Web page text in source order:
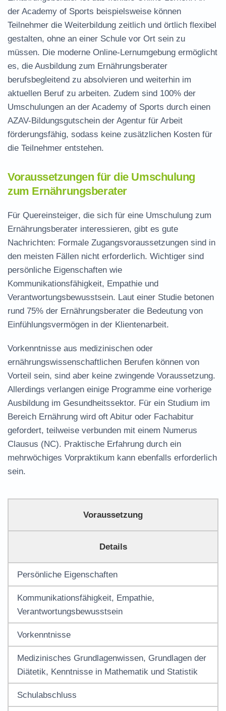
der Academy of Sports beispielsweise können
Teilnehmer die Weiterbildung zeitlich und örtlich flexibel
gestalten, ohne an einer Schule vor Ort sein zu
müssen. Die moderne Online-Lernumgebung ermöglicht
es, die Ausbildung zum Ernährungsberater
berufsbegleitend zu absolvieren und weiterhin im
aktuellen Beruf zu arbeiten. Zudem sind 100% der
Umschulungen an der Academy of Sports durch einen
AZAV-Bildungsgutschein der Agentur für Arbeit
förderungsfähig, sodass keine zusätzlichen Kosten für
die Teilnehmer entstehen.
Voraussetzungen für die Umschulung
zum Ernährungsberater
Für Quereinsteiger, die sich für eine Umschulung zum
Ernährungsberater interessieren, gibt es gute
Nachrichten: Formale Zugangsvoraussetzungen sind in
den meisten Fällen nicht erforderlich. Wichtiger sind
persönliche Eigenschaften wie
Kommunikationsfähigkeit, Empathie und
Verantwortungsbewusstsein. Laut einer Studie betonen
rund 75% der Ernährungsberater die Bedeutung von
Einfühlungsvermögen in der Klientenarbeit.
Vorkenntnisse aus medizinischen oder
ernährungswissenschaftlichen Berufen können von
Vorteil sein, sind aber keine zwingende Voraussetzung.
Allerdings verlangen einige Programme eine vorherige
Ausbildung im Gesundheitssektor. Für ein Studium im
Bereich Ernährung wird oft Abitur oder Fachabitur
gefordert, teilweise verbunden mit einem Numerus
Clausus (NC). Praktische Erfahrung durch ein
mehrwöchiges Vorpraktikum kann ebenfalls erforderlich
sein.
Voraussetzung
Details
Persönliche Eigenschaften
Kommunikationsfähigkeit, Empathie,
Verantwortungsbewusstsein
Vorkenntnisse
Medizinisches Grundlagenwissen, Grundlagen der
Diätetik, Kenntnisse in Mathematik und Statistik
Schulabschluss